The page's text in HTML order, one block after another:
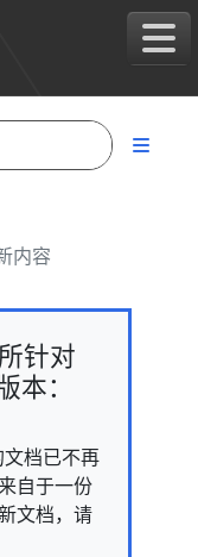
内容
针对
：
档已不再
自于一份
文档，请